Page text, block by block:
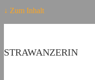
↓ Zum Inhalt
STRAWANZERIN